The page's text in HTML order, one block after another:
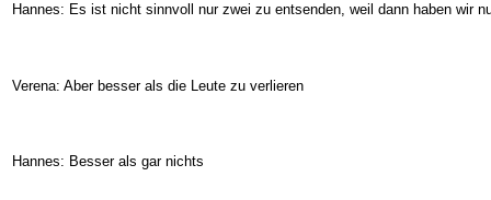
Hannes: Es ist nicht sinnvoll nur zwei zu entsenden, weil dann haben wir
Verena: Aber besser als die Leute zu verlieren
Hannes: Besser als gar nichts